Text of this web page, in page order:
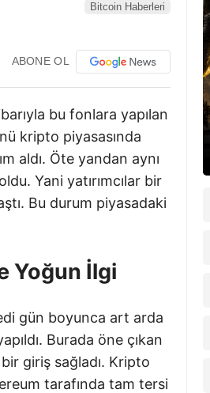
Bitcoin Haberleri
ABONE OL
bu fonlara yapılan
kripto piyasasında
aldı. Öte yandan aynı
Yani yatırımcılar bir
Bu durum piyasadaki
Yoğun İlgi
gün boyunca art arda
Burada öne çıkan
giriş sağladı. Kripto
tarafında tam tersi